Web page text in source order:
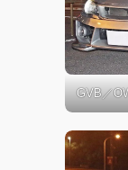
GVB／